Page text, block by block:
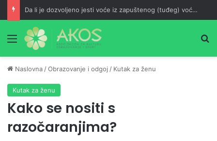
Da li je dozvoljeno jesti voće iz zapuštenog (tuđeg) voćnjaka?
Meni
Naslovna /Obrazovanje i odgoj / Kutak za ženu
Kutak za ženu
Kako se nositi s
razočaranjima?